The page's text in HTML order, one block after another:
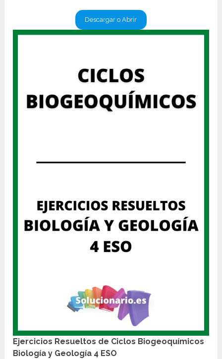
Descargar o Abrir
Ejercicios Resueltos de Ciclos Biogeoquímicos
Biología y Geología 4 ESO